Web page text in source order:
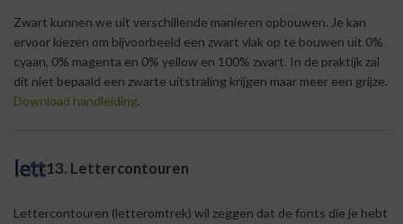
Zwart kunnen we uit verschillende manieren opbouwen. Je kan
ervoor kiezen om bijvoorbeeld een zwart vlak op te bouwen uit 0%
cyaan, 0% magenta en 0% yellow en 100% zwart. In de praktijk zal
dit niet bepaald een zwarte uitstraling krijgen maar meer een grijze.
Download handleiding.
13. Lettercontouren
Lettercontouren (letteromtrek) wil zeggen dat de fonts die je hebt